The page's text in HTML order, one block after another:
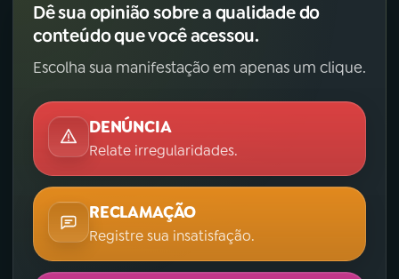
Dê sua opinião sobre a qualidade do
conteúdo que você acessou.
Escolha sua manifestação em apenas um clique.
DENÚNCIA
Relate irregularidades.
RECLAMAÇÃO
Registre sua insatisfação.